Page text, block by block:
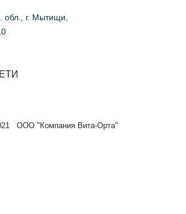
обл., г. Мытищи,
ООО "Компания Вита-Орта"